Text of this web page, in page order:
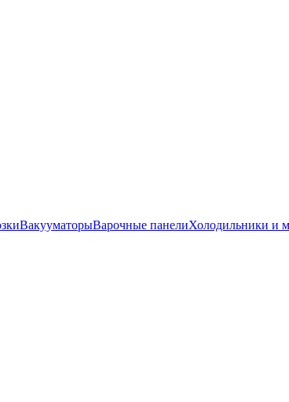
ВакууматорыВарочные панелиХолодильники и